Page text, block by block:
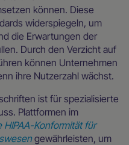
können. Diese
widerspiegeln, um
die Erwartungen der
Durch den Verzicht auf
können Unternehmen
ihre Nutzerzahl wächst.
ist für spezialisierte
Plattformen im
HIPAA-Konformität für
gewährleisten, um